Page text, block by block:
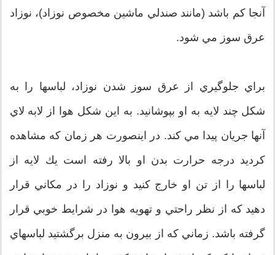
آنجا كم باشد (مانند صندلي ماشين مخصوص نوزاد)، نوزاد
عرق سوز مي شود.
براي جلوگيري از عرق سوز شدن نوزاد، لباسها را به
شكل چند لايه به او بپوشانيد. به اين شكل هوا از لابه لاي
آنها جريان پيدا مي كند. در اينصورت هر زمان كه مشاهده
كرديد درجه حرارت بدن او بالا رفته است يك لايه از
لباسها را از تن او خارج كنيد و نوزاد را در مكاني قرار
دهيد كه از نظر راحتي و تهويه هوا در شرايط خوبي قرار
گرفته باشد. زماني كه از بيرون به منزل برگشتيد لباسهاي